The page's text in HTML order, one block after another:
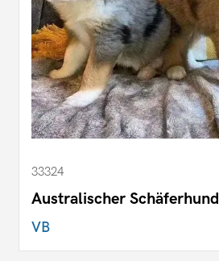
33324
Australischer Schäferhund
VB